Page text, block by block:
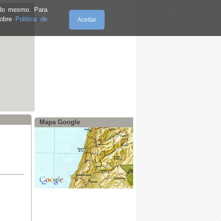
mesmo. Para
Politica de Aceitar
Mapa Google